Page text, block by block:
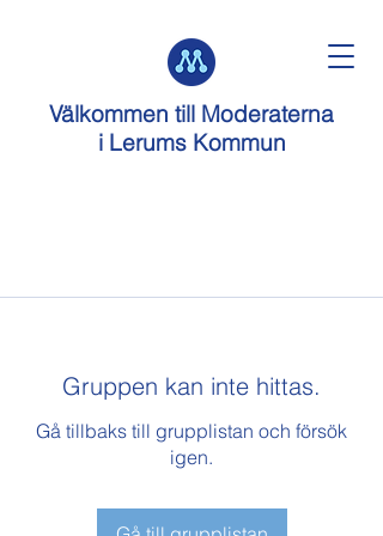
Välkommen till Moderaterna
i Lerums Kommun
Gruppen kan inte hittas.
Gå tillbaks till grupplistan och försök
igen.